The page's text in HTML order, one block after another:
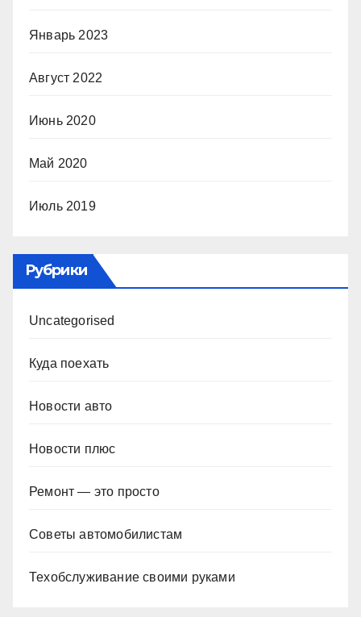
Январь 2023
Август 2022
Июнь 2020
Май 2020
Июль 2019
Рубрики
Uncategorised
Куда поехать
Новости авто
Новости плюс
Ремонт — это просто
Советы автомобилистам
Техобслуживание своими руками